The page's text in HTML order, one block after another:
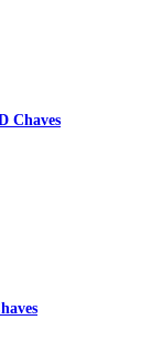
Chaves